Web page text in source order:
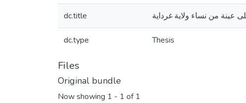
dc.title عينة من نساء ولاية غرداية
dc.type Thesis
Files
Original bundle
Now showing 1 - 1 of 1